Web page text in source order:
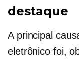
destaque
A principal
eletrônico foi,